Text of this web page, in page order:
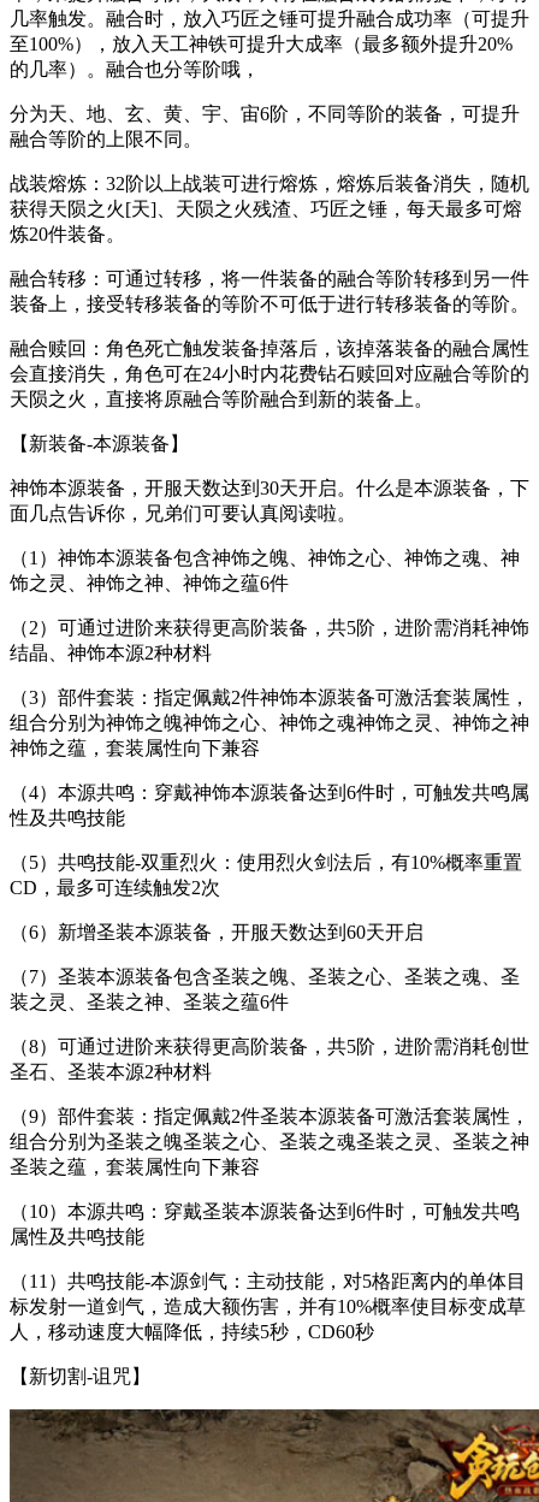
几率触发。融合时，放入巧匠之锤可提升融合成功率（可提升
至100%），放入天工神铁可提升大成率（最多额外提升20%
的几率）。融合也分等阶哦，
分为天、地、玄、黄、宇、宙6阶，不同等阶的装备，可提升
融合等阶的上限不同。
战装熔炼：32阶以上战装可进行熔炼，熔炼后装备消失，随机
获得天陨之火[天]、天陨之火残渣、巧匠之锤，每天最多可熔
炼20件装备。
融合转移：可通过转移，将一件装备的融合等阶转移到另一件
装备上，接受转移装备的等阶不可低于进行转移装备的等阶。
融合赎回：角色死亡触发装备掉落后，该掉落装备的融合属性
会直接消失，角色可在24小时内花费钻石赎回对应融合等阶的
天陨之火，直接将原融合等阶融合到新的装备上。
【新装备-本源装备】
神饰本源装备，开服天数达到30天开启。什么是本源装备，下
面几点告诉你，兄弟们可要认真阅读啦。
（1）神饰本源装备包含神饰之魄、神饰之心、神饰之魂、神
饰之灵、神饰之神、神饰之蕴6件
（2）可通过进阶来获得更高阶装备，共5阶，进阶需消耗神饰
结晶、神饰本源2种材料
（3）部件套装：指定佩戴2件神饰本源装备可激活套装属性，
组合分别为神饰之魄神饰之心、神饰之魂神饰之灵、神饰之神
神饰之蕴，套装属性向下兼容
（4）本源共鸣：穿戴神饰本源装备达到6件时，可触发共鸣属
性及共鸣技能
（5）共鸣技能-双重烈火：使用烈火剑法后，有10%概率重置
CD，最多可连续触发2次
（6）新增圣装本源装备，开服天数达到60天开启
（7）圣装本源装备包含圣装之魄、圣装之心、圣装之魂、圣
装之灵、圣装之神、圣装之蕴6件
（8）可通过进阶来获得更高阶装备，共5阶，进阶需消耗创世
圣石、圣装本源2种材料
（9）部件套装：指定佩戴2件圣装本源装备可激活套装属性，
组合分别为圣装之魄圣装之心、圣装之魂圣装之灵、圣装之神
圣装之蕴，套装属性向下兼容
（10）本源共鸣：穿戴圣装本源装备达到6件时，可触发共鸣
属性及共鸣技能
（11）共鸣技能-本源剑气：主动技能，对5格距离内的单体目
标发射一道剑气，造成大额伤害，并有10%概率使目标变成草
人，移动速度大幅降低，持续5秒，CD60秒
【新切割-诅咒】